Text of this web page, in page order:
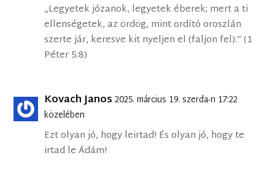
„Legyetek józanok, legyetek éberek; mert a ti
ellenségetek, az ördög, mint ordító oroszlán
szerte jár, keresve kit nyeljen el (faljon fel):” (1
Péter 5:8)
Kovach Janos 2025. március 19. szerda-n 17:22
közelében
Ezt olyan jó, hogy leirtad! És olyan jó, hogy te
irtad le Ádám!